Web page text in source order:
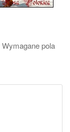
Wymagane pola